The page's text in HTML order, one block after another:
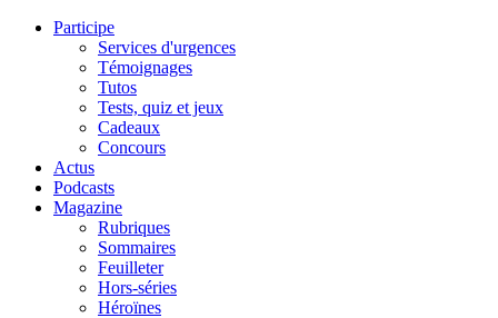
Participe
Services d'urgences
Témoignages
Tutos
Tests, quiz et jeux
Cadeaux
Concours
Actus
Podcasts
Magazine
Rubriques
Sommaires
Feuilleter
Hors-séries
Héroïnes